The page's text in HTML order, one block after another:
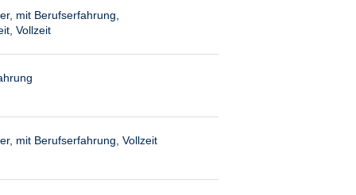
mit Berufserfahrung,
Vollzeit
mit Berufserfahrung, Vollzeit